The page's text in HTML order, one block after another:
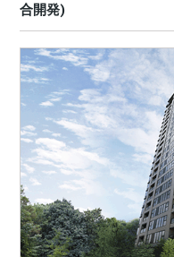
合開発)